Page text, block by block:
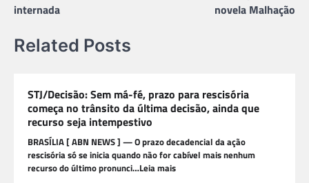
internada
novela Malhação
Related Posts
STJ/Decisão: Sem má-fé, prazo para rescisória
começa no trânsito da última decisão, ainda que
recurso seja intempestivo
BRASÍLIA [ ABN NEWS ] — O prazo decadencial da ação
rescisória só se inicia quando não for cabível mais nenhum
recurso do último pronunci…Leia mais